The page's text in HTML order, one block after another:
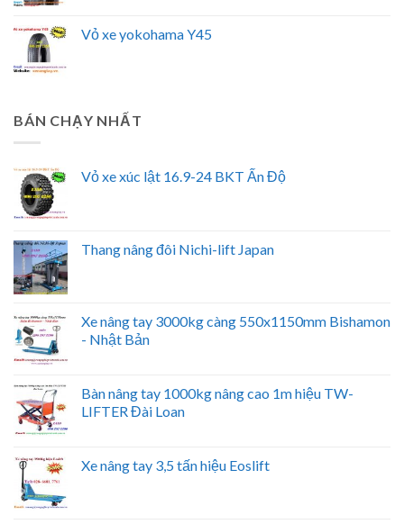
Vỏ xe yokohama Y45
BÁN CHẠY NHẤT
Vỏ xe xúc lật 16.9-24 BKT Ấn Độ
Thang nâng đôi Nichi-lift Japan
Xe nâng tay 3000kg càng 550x1150mm Bishamon
- Nhật Bản
Bàn nâng tay 1000kg nâng cao 1m hiệu TW-
LIFTER Đài Loan
Xe nâng tay 3,5 tấn hiệu Eoslift